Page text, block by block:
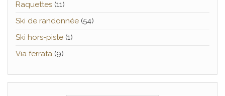
Raquettes (11)
Ski de randonnée (54)
Ski hors-piste (1)
Via ferrata (9)